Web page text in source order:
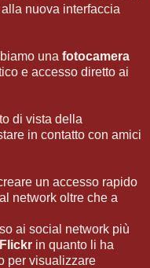
nuova interfaccia
una fotocamera
e accesso diretto ai
di vista della
in contatto con amici
un accesso rapido
network oltre che a
ai social network più
in quanto li ha
per visualizzare